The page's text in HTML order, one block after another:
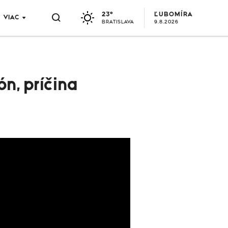
VIAC 23°
BRATISLAVA
ĽUBOMÍRA
9.8.2026
príčina